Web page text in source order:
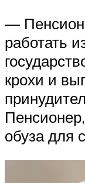
—
работать
крохи и
обуза для